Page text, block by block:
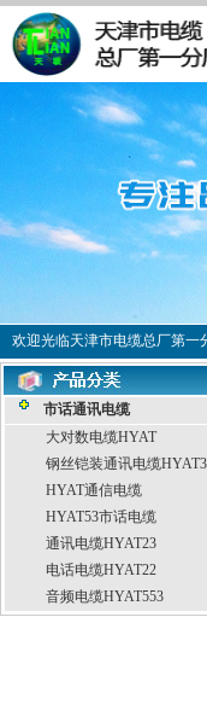
欢迎光临天津市电缆总厂第一
市话通讯电缆
大对数电缆HYAT
钢丝铠装通讯电缆
HYAT通信电缆
HYAT53市话电缆
通讯电缆HYAT23
电话电缆HYAT22
音频电缆HYAT553